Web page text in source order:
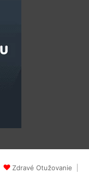
Zdravé Otužovanie